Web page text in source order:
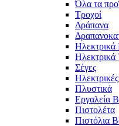
Όλα τα
Τροχοί
Δράπανα
Ηλεκτρικά
Ηλεκτρικά
Σέγες
Πλυστικά
Εργαλεία
Πιστολέτα
Πιστόλια